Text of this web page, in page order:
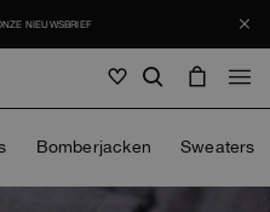
NIEUWSBRIEF
Bomberjacken Sweaters